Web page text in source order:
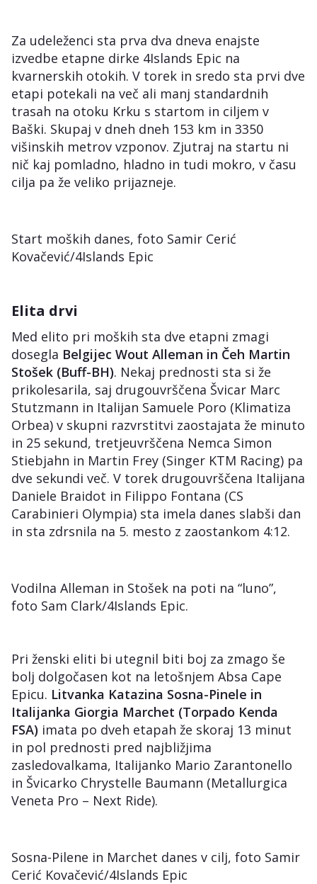
Za udeleženci sta prva dva dneva enajste
izvedbe etapne dirke 4Islands Epic na
kvarnerskih otokih. V torek in sredo sta prvi dve
etapi potekali na več ali manj standardnih
trasah na otoku Krku s startom in ciljem v
Baški. Skupaj v dneh dneh 153 km in 3350
višinskih metrov vzponov. Zjutraj na startu ni
nič kaj pomladno, hladno in tudi mokro, v času
cilja pa že veliko prijazneje.
Start moških danes, foto Samir Cerić
Kovačević/4Islands Epic
Elita drvi
Med elito pri moških sta dve etapni zmagi
dosegla Belgijec Wout Alleman in Čeh Martin
Stošek (Buff-BH). Nekaj prednosti sta si že
prikolesarila, saj drugouvrščena Švicar Marc
Stutzmann in Italijan Samuele Poro (Klimatiza
Orbea) v skupni razvrstitvi zaostajata že minuto
in 25 sekund, tretjeuvrščena Nemca Simon
Stiebjahn in Martin Frey (Singer KTM Racing) pa
dve sekundi več. V torek drugouvrščena Italijana
Daniele Braidot in Filippo Fontana (CS
Carabinieri Olympia) sta imela danes slabši dan
in sta zdrsnila na 5. mesto z zaostankom 4:12.
Vodilna Alleman in Stošek na poti na “luno”,
foto Sam Clark/4Islands Epic.
Pri ženski eliti bi utegnil biti boj za zmago še
bolj dolgočasen kot na letošnjem Absa Cape
Epicu. Litvanka Katazina Sosna-Pinele in
Italijanka Giorgia Marchet (Torpado Kenda
FSA) imata po dveh etapah že skoraj 13 minut
in pol prednosti pred najbližjima
zasledovalkama, Italijanko Mario Zarantonello
in Švicarko Chrystelle Baumann (Metallurgica
Veneta Pro – Next Ride).
Sosna-Pilene in Marchet danes v cilj, foto Samir
Cerić Kovačević/4Islands Epic